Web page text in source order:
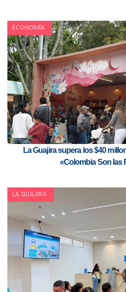
ECONOMÍA
La Guajira supera los $40
«Colombia Son las
LA GUAJIRA